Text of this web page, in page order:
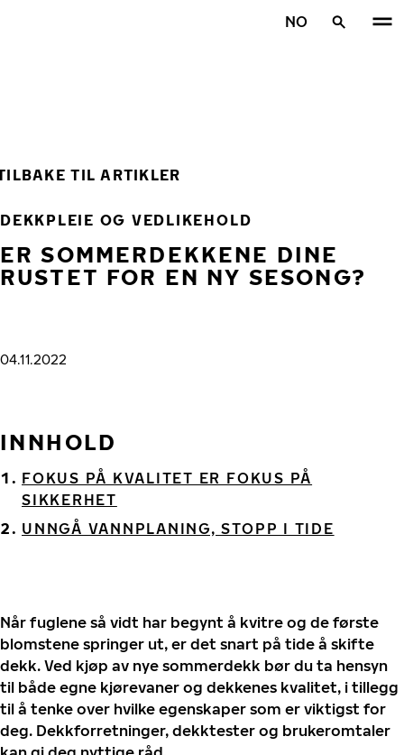
NO
TIL ARTIKLER
DEKKPLEIE OG VEDLIKEHOLD
ER SOMMERDEKKENE DINE
RUSTET FOR EN NY SESONG?
04.11.2022
INNHOLD
FOKUS PÅ KVALITET ER FOKUS PÅ
SIKKERHET
UNNGÅ VANNPLANING, STOPP I TIDE
Når fuglene så vidt har begynt å kvitre og de første
blomstene springer ut, er det snart på tide å skifte
dekk. Ved kjøp av nye sommerdekk bør du ta hensyn
til både egne kjørevaner og dekkenes kvalitet, i tillegg
til å tenke over hvilke egenskaper som er viktigst for
deg. Dekkforretninger, dekktester og brukeromtaler